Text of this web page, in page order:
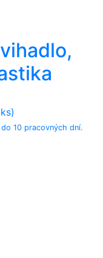
10 pracovných dní.